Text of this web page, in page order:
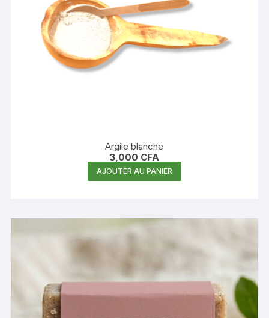
Argile blanche
3,000 CFA
AJOUTER AU PANIER